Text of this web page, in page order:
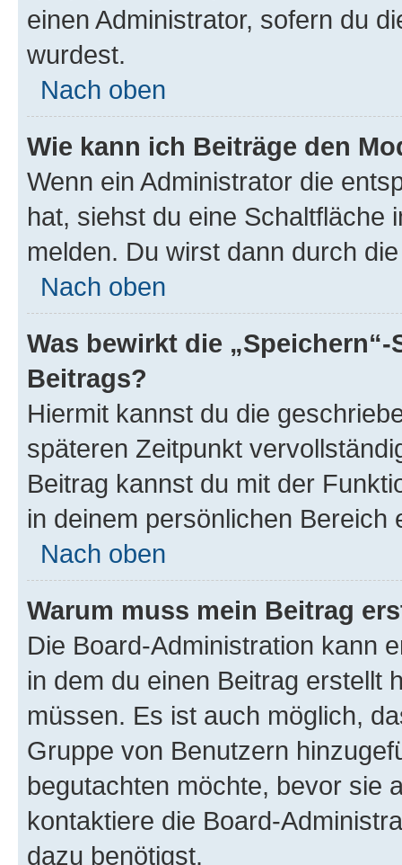
einen Administrator, sofern du
wurdest.
Nach oben
Wie kann ich Beiträge den
Wenn ein Administrator die
hat, siehst du eine Schaltfläche
melden. Du wirst dann durch
Nach oben
Was bewirkt die
Beitrags?
Hiermit kannst du die
späteren Zeitpunkt
Beitrag kannst du mit der
in deinem persönlichen Bereich
Nach oben
Warum muss mein Beitrag
Die Board-Administration kann
in dem du einen Beitrag erstellt
müssen. Es ist auch möglich,
Gruppe von Benutzern
begutachten möchte, bevor sie
kontaktiere die Board-
dazu benötigst.